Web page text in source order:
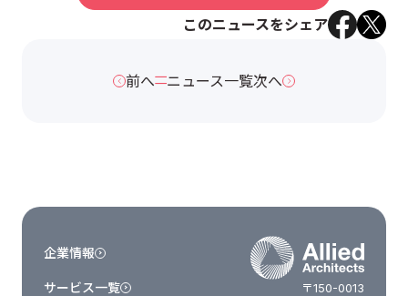
このニュースをシェア
前へ ニュース一覧次へ
〒150-0013
企業情報
サービス一覧